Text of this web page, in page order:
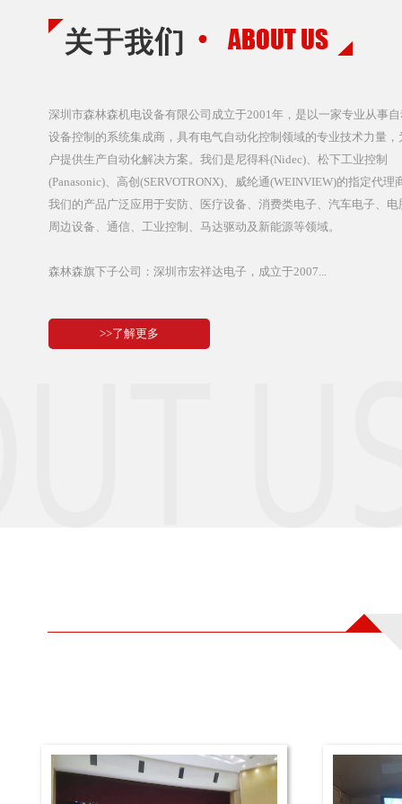
深圳市森林森机电设备有限公司成立于2001年，是以一家专业从事
设备控制的系统集成商，具有电气自动化控制领域的专业技术力量，
户提供生产自动化解决方案。我们是尼得科(Nidec)、松下工业控制
(Panasonic)、高创(SERVOTRONX)、威纶通(WEINVIEW)的指定代理
我们的产品广泛应用于安防、医疗设备、消费类电子、汽车电子、电
周边设备、通信、工业控制、马达驱动及新能源等领域。
森林森旗下子公司：深圳市宏祥达电子，成立于2007...
>>了解更多